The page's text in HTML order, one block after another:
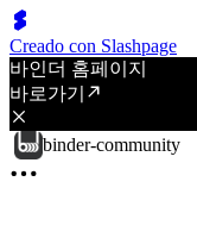
Creado con Slashpage
바인더 홈페이지
바로가기
binder-community